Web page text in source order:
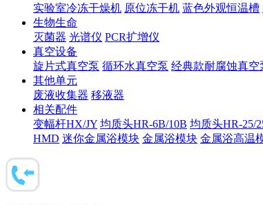
实验室冷冻干燥机 原位冻干机 蓝色外观恒温槽
生物生命
灭菌器 光谱仪 PCR扩增仪
真空设备
旋片式真空泵 循环水真空泵 经典款耐腐蚀真空
其他单元
废液收集器 移液器
相关配件
变幅杆HX/JY 均质头HR-6B/10B 均质头HR-25/
HMD 迷你金属浴模块 金属浴模块 金属浴高温